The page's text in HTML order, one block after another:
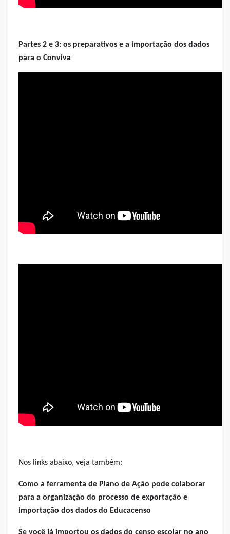
Partes 2 e 3: os preparativos e a importação dos dados
para o Conviva
Nos links abaixo, veja também:
Como a ferramenta de Plano de Ação pode colaborar
para a organização do processo de exportação e
importação dos dados do Educacenso